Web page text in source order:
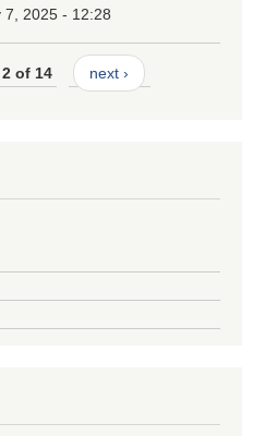
7, 2025 - 12:28
2 of 14 next ›